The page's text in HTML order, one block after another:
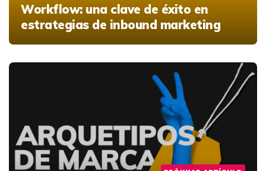
Workflow: una clave de éxito en
estrategias de inbound marketing